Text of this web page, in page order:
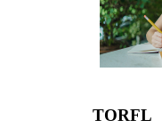
TORFL